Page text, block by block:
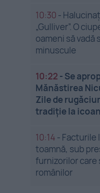
10:30 -
„Gulliver”. O
oameni să vadă
minuscule
10:22 - Se
Mănăstirea
Zile de
tradiție la
10:14 - Facturile
toamnă, sub
furnizorilor care
românilor